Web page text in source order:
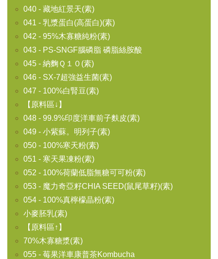
040 - 藏地紅景天(素)
041 - 乳漿蛋白(高蛋白)(素)
042 - 95%木寡糖純粉(素)
043 - PS-SNGF腦磷脂 磷脂絲胺酸
045 - 納麴Ｑ１０(素)
046 - SX-7超強益生菌(素)
047 - 100%白腎豆(素)
【原料區↓】
048 - 99.9%印度洋車前子麩皮(素)
049 - 小紫蘇。明列子(素)
050 - 100%寒天粉(素)
051 - 寒天果凍粉(素)
052 - 100%荷蘭低脂無糖可可粉(素)
053 - 魔力奇亞籽CHIA SEED(鼠尾草籽)(素)
054 - 100%真檸檬晶粉(素)
小麥胚乳(素)
【原料區↑】
70%木寡糖漿(素)
055 - 莓果洋車康普茶Kombucha